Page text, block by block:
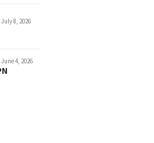
July 8, 2026
June 4, 2026